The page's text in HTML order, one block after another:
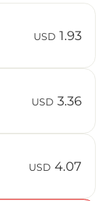
USD 1.93
USD 3.36
USD 4.07